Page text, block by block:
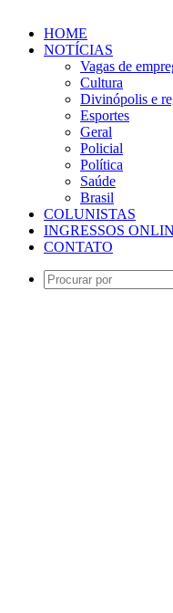
HOME
NOTÍCIAS
Vagas de
Cultura
Divinópolis e
Esportes
Geral
Policial
Política
Saúde
Brasil
COLUNISTAS
INGRESSOS
CONTATO